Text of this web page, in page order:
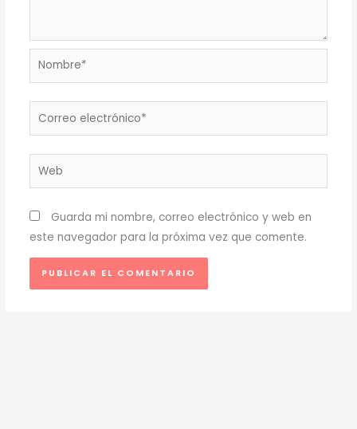
Nombre*
Correo
Web
Guarda mi nombre, correo electrónico y web en
este navegador para la próxima vez que comente.